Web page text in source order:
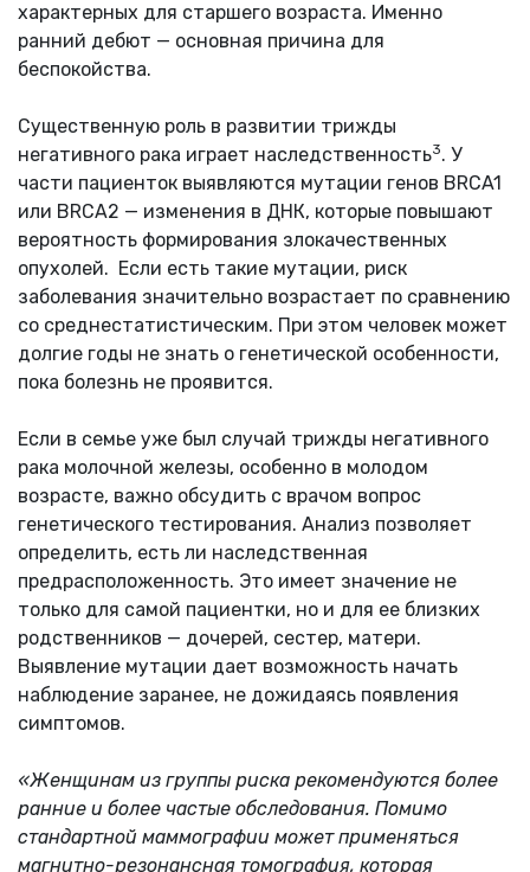
характерных для старшего возраста. Именно
ранний дебют — основная причина для
беспокойства.
Существенную роль в развитии трижды
негативного рака играет наследственность3. У
части пациенток выявляются мутации генов BRCA1
или BRCA2 — изменения в ДНК, которые повышают
вероятность формирования злокачественных
опухолей. Если есть такие мутации, риск
заболевания значительно возрастает по сравнению
со среднестатистическим. При этом человек может
долгие годы не знать о генетической особенности,
пока болезнь не проявится.
Если в семье уже был случай трижды негативного
рака молочной железы, особенно в молодом
возрасте, важно обсудить с врачом вопрос
генетического тестирования. Анализ позволяет
определить, есть ли наследственная
предрасположенность. Это имеет значение не
только для самой пациентки, но и для ее близких
родственников — дочерей, сестер, матери.
Выявление мутации дает возможность начать
наблюдение заранее, не дожидаясь появления
симптомов.
«Женщинам из группы риска рекомендуются более
ранние и более частые обследования. Помимо
стандартной маммографии может применяться
магнитно-резонансная томография, которая